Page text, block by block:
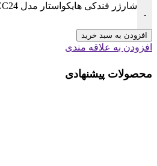
-
شارژر فندکی هایکواستار مدل HS-CC24 عدد
افزودن به سبد خرید
افزودن به علاقه مندی
محصولات پیشنهادی